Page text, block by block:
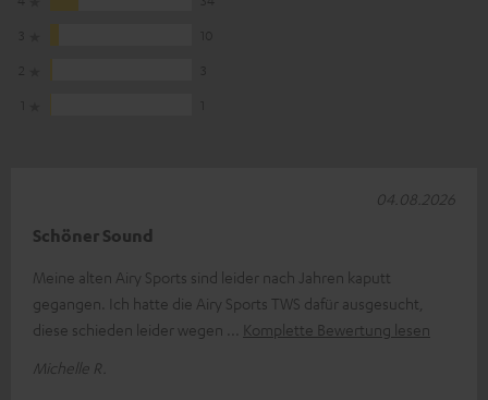
Schöner Sound
Meine alten Airy Sports sind leider nach Jahren kaputt
gegangen. Ich hatte die Airy Sports TWS dafür ausgesucht,
diese schieden leider wegen
Komplette Bewertung lesen
Michelle R.
04.08.2026